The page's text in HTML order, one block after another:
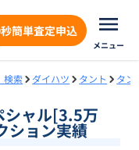
簡単査定申込
メニュー
検索 ダイハツ タント タン
シャル[3.5万
ション実績